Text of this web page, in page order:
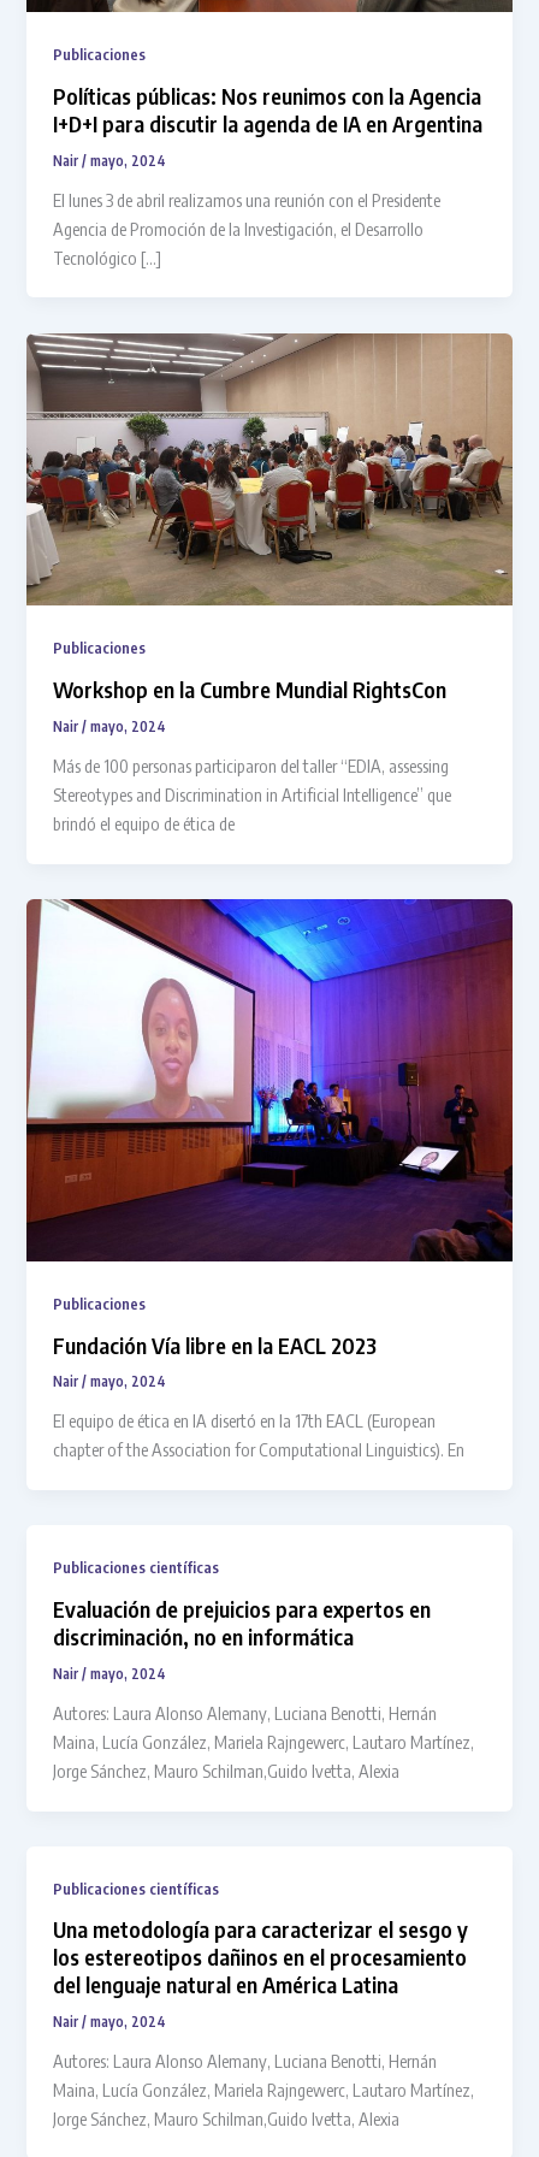
Publicaciones
Políticas públicas: Nos reunimos con la Agencia
I+D+I para discutir la agenda de IA en Argentina
Nair/mayo, 2024
El lunes 3 de abril realizamos una reunión con el Presidente
Agencia de Promoción de la Investigación, el Desarrollo
Tecnológico […]
Publicaciones
Workshop en la Cumbre Mundial RightsCon
Nair/mayo, 2024
Más de 100 personas participaron del taller “EDIA, assessing
Stereotypes and Discrimination in Artificial Intelligence” que
brindó el equipo de ética de
Publicaciones
Fundación Vía libre en la EACL 2023
Nair/mayo, 2024
El equipo de ética en IA disertó en la 17th EACL (European
chapter of the Association for Computational Linguistics). En
Publicaciones científicas
Evaluación de prejuicios para expertos en
discriminación, no en informática
Nair/mayo, 2024
Autores: Laura Alonso Alemany, Luciana Benotti, Hernán
Maina, Lucía González, Mariela Rajngewerc, Lautaro Martínez,
Jorge Sánchez, Mauro Schilman,Guido Ivetta, Alexia
Publicaciones científicas
Una metodología para caracterizar el sesgo y
los estereotipos dañinos en el procesamiento
del lenguaje natural en América Latina
Nair/mayo, 2024
Autores: Laura Alonso Alemany, Luciana Benotti, Hernán
Maina, Lucía González, Mariela Rajngewerc, Lautaro Martínez,
Jorge Sánchez, Mauro Schilman,Guido Ivetta, Alexia